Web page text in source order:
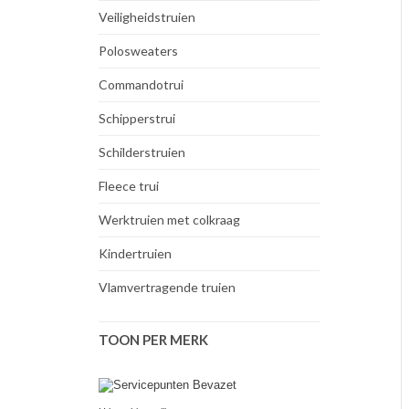
Veiligheidstruien
Polosweaters
Commandotrui
Schipperstrui
Schilderstruien
Fleece trui
Werktruien met colkraag
Kindertruien
Vlamvertragende truien
TOON PER MERK